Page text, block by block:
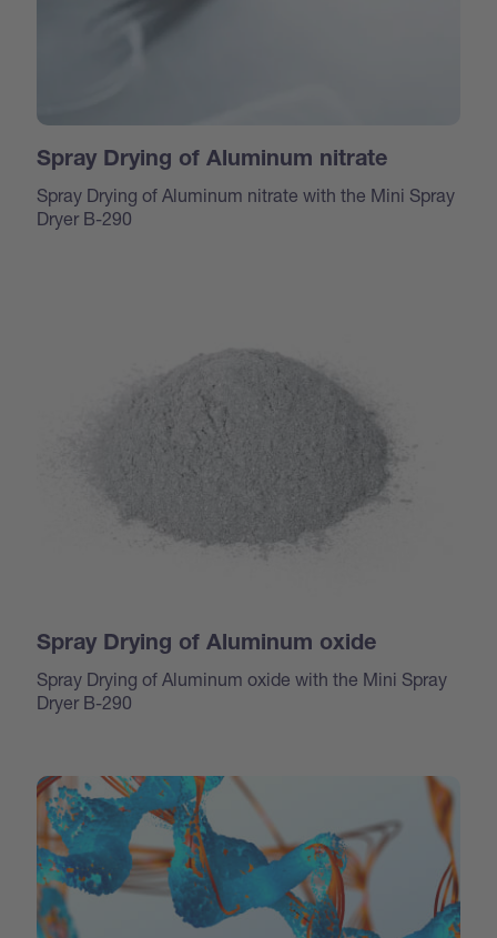
Spray Drying of Aluminum nitrate
Spray Drying of Aluminum nitrate with the Mini Spray
Dryer B-290
Spray Drying of Aluminum oxide
Spray Drying of Aluminum oxide with the Mini Spray
Dryer B-290